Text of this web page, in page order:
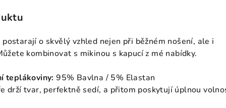
postarají o skvělý vzhled nejen při běžném nošení, ale i
kombinovat s mikinou s kapucí z mé nabídky.
teplákoviny: 95% Bavlna / 5% Elastan
drží tvar, perfektně sedí, a přitom poskytují úplnou